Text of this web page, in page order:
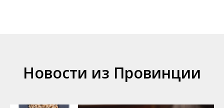
Новости из Провинции